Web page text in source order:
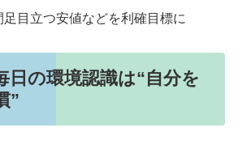
足目立つ安値などを利確目標に
日の環境認識は“自分を
”